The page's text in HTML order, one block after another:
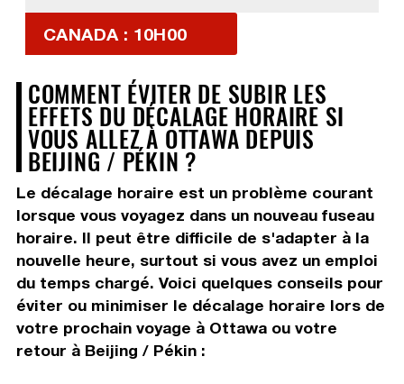
CANADA : 10H00
COMMENT ÉVITER DE SUBIR LES
EFFETS DU DÉCALAGE HORAIRE SI
VOUS ALLEZ À OTTAWA DEPUIS
BEIJING / PÉKIN ?
Le décalage horaire est un problème courant
lorsque vous voyagez dans un nouveau fuseau
horaire. Il peut être difficile de s'adapter à la
nouvelle heure, surtout si vous avez un emploi
du temps chargé. Voici quelques conseils pour
éviter ou minimiser le décalage horaire lors de
votre prochain voyage à Ottawa ou votre
retour à Beijing / Pékin :